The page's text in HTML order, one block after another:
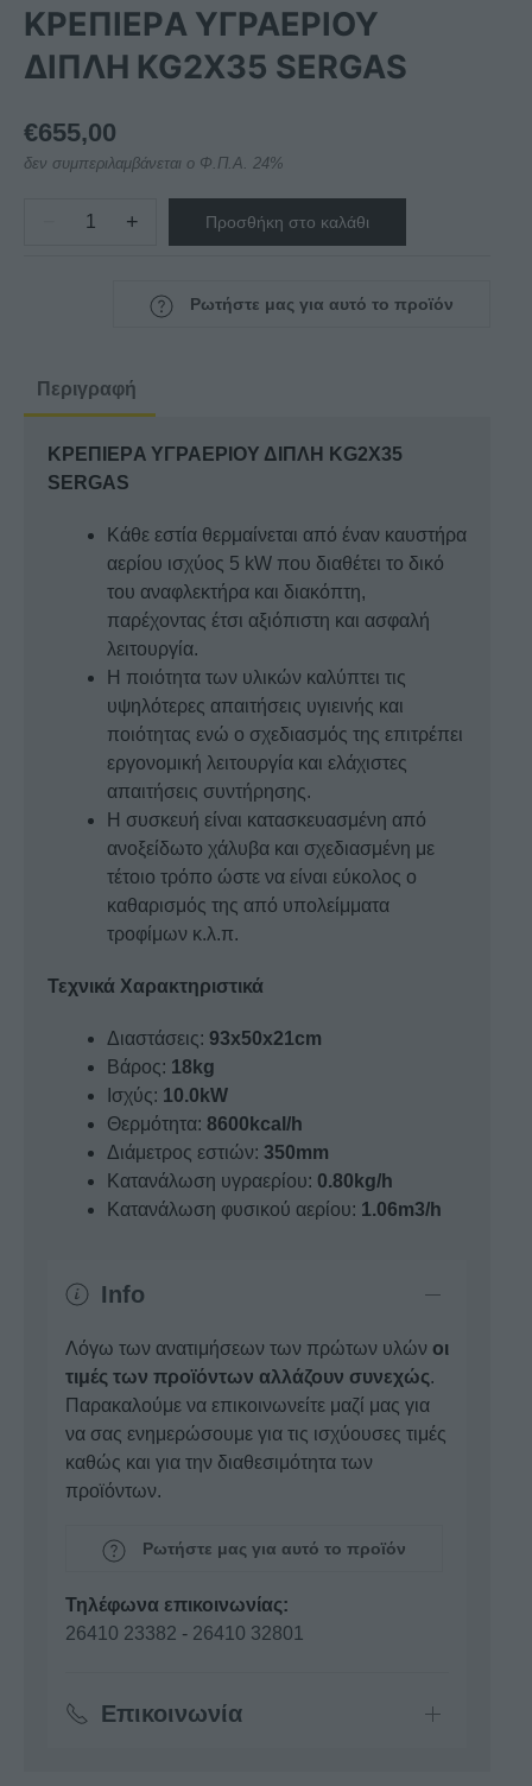
ΚΡΕΠΙΕΡA ΥΓΡΑΕΡΙΟΥ
ΔΙΠΛΗ KG2X35 SERGAS
€655,00
δεν συμπεριλαμβάνεται ο Φ.Π.Α. 24%
ΚΡΕΠΙΕΡA
ποσότητα
+ Προσθήκη στο καλάθι
Ρωτήστε μας για αυτό το προϊόν
Περιγραφή
ΚΡΕΠΙΕΡA ΥΓΡΑΕΡΙΟΥ ΔΙΠΛΗ KG2X35
SERGAS
Κάθε εστία θερμαίνεται από έναν καυστήρα
αερίου ισχύος 5 kW που διαθέτει το δικό
του αναφλεκτήρα και διακόπτη,
παρέχοντας έτσι αξιόπιστη και ασφαλή
λειτουργία.
Η ποιότητα των υλικών καλύπτει τις
υψηλότερες απαιτήσεις υγιεινής και
ποιότητας ενώ ο σχεδιασμός της επιτρέπει
εργονομική λειτουργία και ελάχιστες
απαιτήσεις συντήρησης.
Η συσκευή είναι κατασκευασμένη από
ανοξείδωτο χάλυβα και σχεδιασμένη με
τέτοιο τρόπο ώστε να είναι εύκολος ο
καθαρισμός της από υπολείμματα
τροφίμων κ.λ.π.
Τεχνικά Χαρακτηριστικά
Διαστάσεις: 93x50x21cm
Βάρος: 18kg
Ισχύς: 10.0kW
Θερμότητα: 8600kcal/h
Διάμετρος εστιών: 350mm
Κατανάλωση υγραερίου: 0.80kg/h
Κατανάλωση φυσικού αερίου: 1.06m3/h
Info
Λόγω των ανατιμήσεων των πρώτων υλών οι
τιμές των προϊόντων αλλάζουν συνεχώς.
Παρακαλούμε να επικοινωνείτε μαζί μας για
να σας ενημερώσουμε για τις ισχύουσες τιμές
καθώς και για την διαθεσιμότητα των
προϊόντων.
Ρωτήστε μας για αυτό το προϊόν
Τηλέφωνα επικοινωνίας:
26410 23382 - 26410 32801
Επικοινωνία